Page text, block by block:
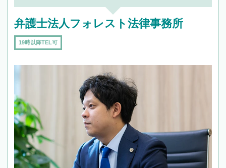
弁護士法人フォレスト法律事務所
19時以降TEL可